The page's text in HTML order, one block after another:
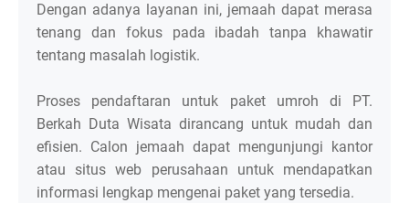
Dengan adanya layanan ini, jemaah dapat merasa
tenang dan fokus pada ibadah tanpa khawatir
tentang masalah logistik.
Proses pendaftaran untuk paket umroh di PT.
Berkah Duta Wisata dirancang untuk mudah dan
efisien. Calon jemaah dapat mengunjungi kantor
atau situs web perusahaan untuk mendapatkan
informasi lengkap mengenai paket yang tersedia.